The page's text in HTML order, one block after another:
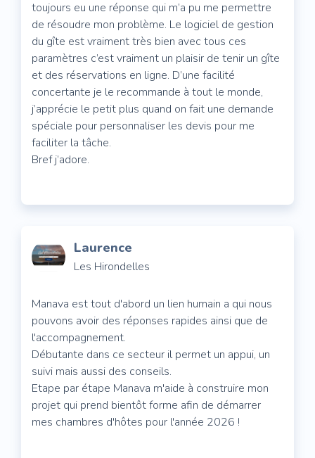
toujours eu une réponse qui m’a pu me permettre
de résoudre mon problème. Le logiciel de gestion
du gîte est vraiment très bien avec tous ces
paramètres c’est vraiment un plaisir de tenir un gîte
et des réservations en ligne. D’une facilité
concertante je le recommande à tout le monde,
j’apprécie le petit plus quand on fait une demande
spéciale pour personnaliser les devis pour me
faciliter la tâche.
Bref j’adore.
Laurence
Les Hirondelles
Manava est tout d'abord un lien humain a qui nous
pouvons avoir des réponses rapides ainsi que de
l'accompagnement.
Débutante dans ce secteur il permet un appui, un
suivi mais aussi des conseils.
Etape par étape Manava m'aide à construire mon
projet qui prend bientôt forme afin de démarrer
mes chambres d'hôtes pour l'année 2026 !